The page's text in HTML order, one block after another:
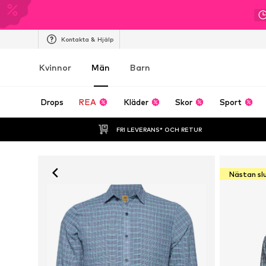
Kontakta & Hjälp
Kvinnor Män Barn
Drops REA Kläder Skor Sport
FRI LEVERANS* OCH RETUR
Nästan